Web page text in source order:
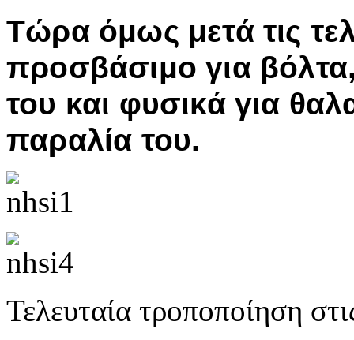
Τώρα όμως μετά τις
προσβάσιμο για
του και φυσικά για
παραλία του.
Τελευταία τροποποίηση